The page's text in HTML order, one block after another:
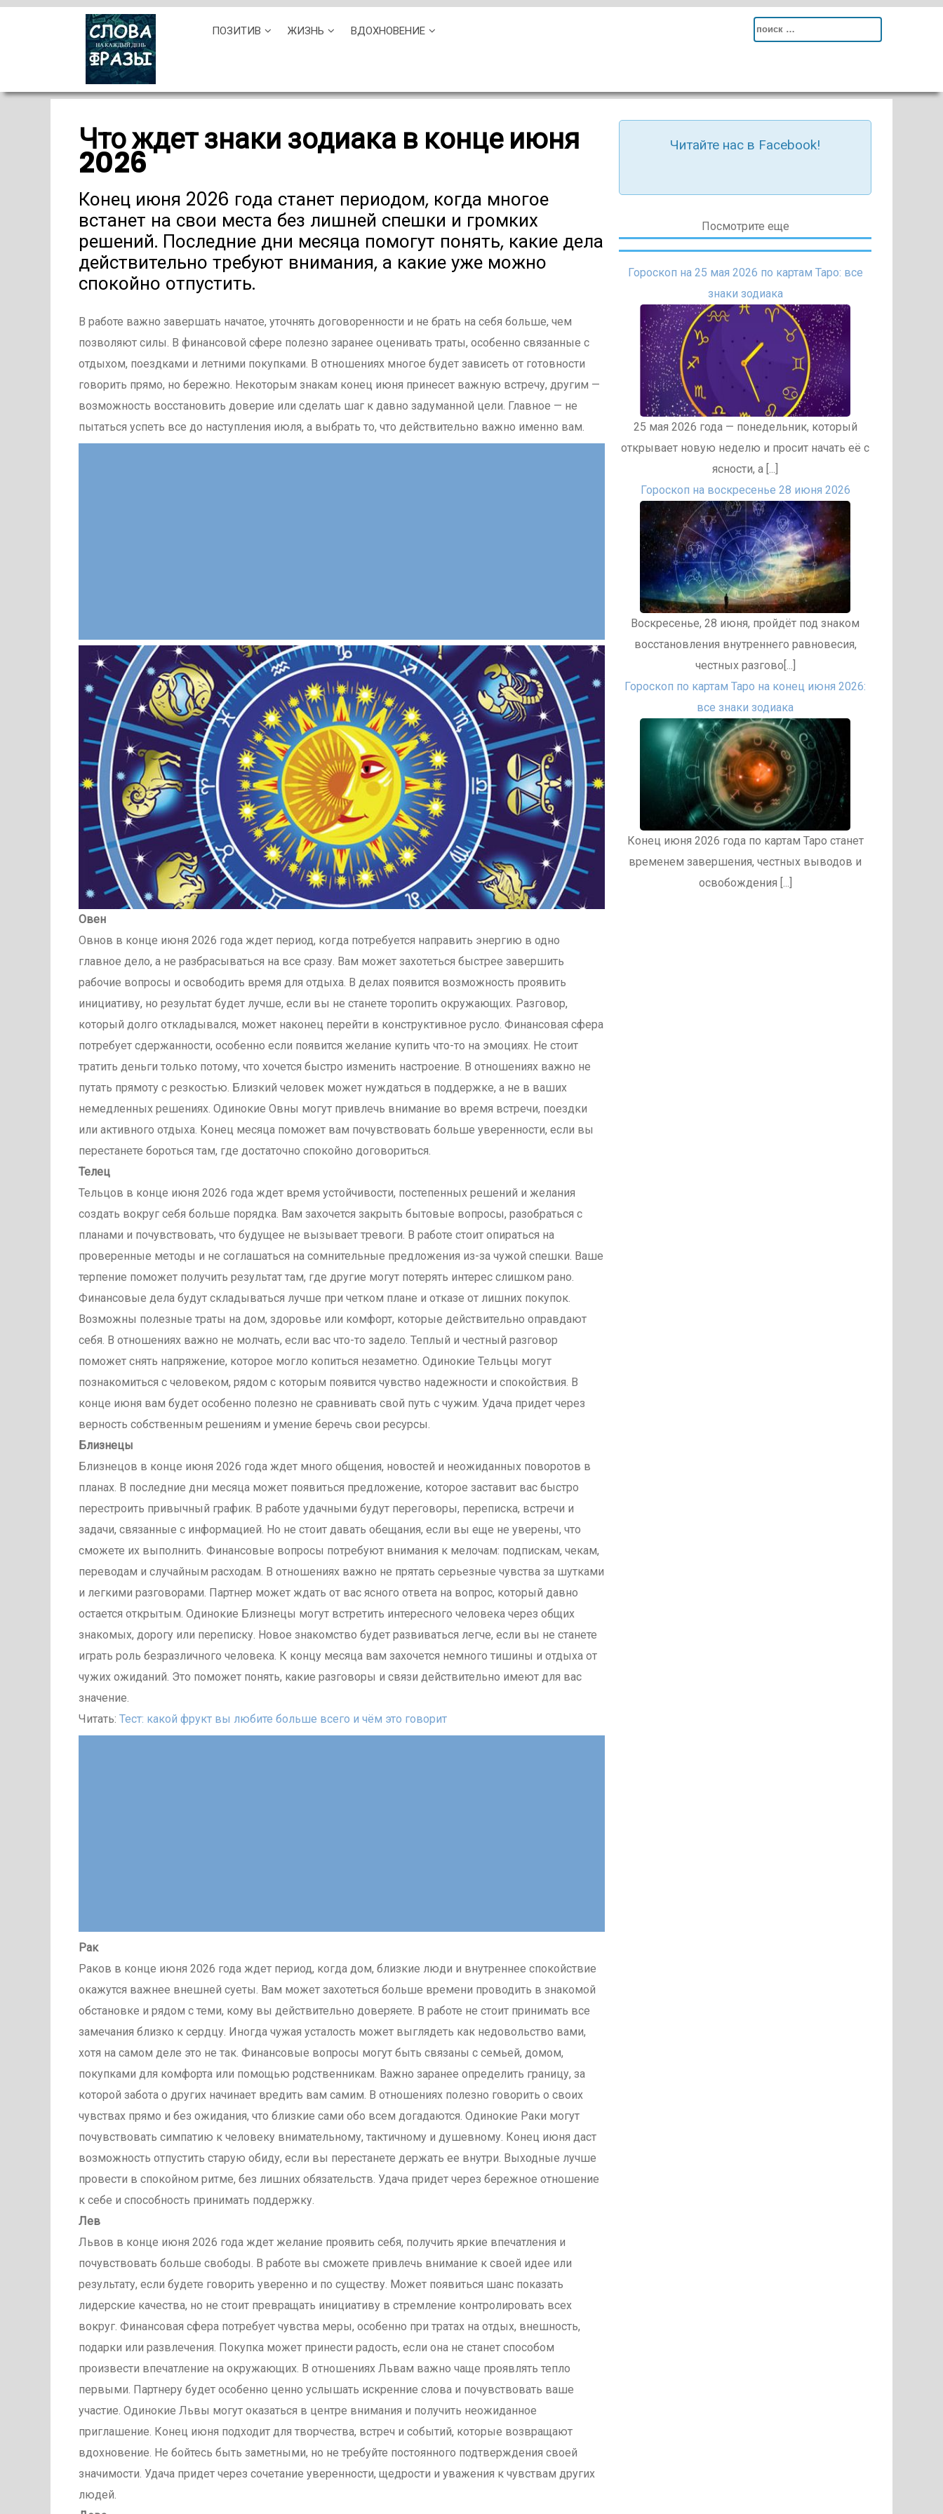
ПОЗИТИВ ЖИЗНЬ ВДОХНОВЕНИЕ
Search
Что ждет знаки зодиака в конце июня
2026
Конец июня 2026 года станет периодом, когда многое
встанет на свои места без лишней спешки и громких
решений. Последние дни месяца помогут понять, какие дела
действительно требуют внимания, а какие уже можно
спокойно отпустить.
В работе важно завершать начатое, уточнять договоренности и не брать на себя больше, чем
позволяют силы. В финансовой сфере полезно заранее оценивать траты, особенно связанные с
отдыхом, поездками и летними покупками. В отношениях многое будет зависеть от готовности
говорить прямо, но бережно. Некоторым знакам конец июня принесет важную встречу, другим —
возможность восстановить доверие или сделать шаг к давно задуманной цели. Главное — не
пытаться успеть все до наступления июля, а выбрать то, что действительно важно именно вам.
Овен
Овнов в конце июня 2026 года ждет период, когда потребуется направить энергию в одно
главное дело, а не разбрасываться на все сразу. Вам может захотеться быстрее завершить
рабочие вопросы и освободить время для отдыха. В делах появится возможность проявить
инициативу, но результат будет лучше, если вы не станете торопить окружающих. Разговор,
который долго откладывался, может наконец перейти в конструктивное русло. Финансовая сфера
потребует сдержанности, особенно если появится желание купить что-то на эмоциях. Не стоит
тратить деньги только потому, что хочется быстро изменить настроение. В отношениях важно не
путать прямоту с резкостью. Близкий человек может нуждаться в поддержке, а не в ваших
немедленных решениях. Одинокие Овны могут привлечь внимание во время встречи, поездки
или активного отдыха. Конец месяца поможет вам почувствовать больше уверенности, если вы
перестанете бороться там, где достаточно спокойно договориться.
Телец
Тельцов в конце июня 2026 года ждет время устойчивости, постепенных решений и желания
создать вокруг себя больше порядка. Вам захочется закрыть бытовые вопросы, разобраться с
планами и почувствовать, что будущее не вызывает тревоги. В работе стоит опираться на
проверенные методы и не соглашаться на сомнительные предложения из-за чужой спешки. Ваше
терпение поможет получить результат там, где другие могут потерять интерес слишком рано.
Финансовые дела будут складываться лучше при четком плане и отказе от лишних покупок.
Возможны полезные траты на дом, здоровье или комфорт, которые действительно оправдают
себя. В отношениях важно не молчать, если вас что-то задело. Теплый и честный разговор
поможет снять напряжение, которое могло копиться незаметно. Одинокие Тельцы могут
познакомиться с человеком, рядом с которым появится чувство надежности и спокойствия. В
конце июня вам будет особенно полезно не сравнивать свой путь с чужим. Удача придет через
верность собственным решениям и умение беречь свои ресурсы.
Близнецы
Близнецов в конце июня 2026 года ждет много общения, новостей и неожиданных поворотов в
планах. В последние дни месяца может появиться предложение, которое заставит вас быстро
перестроить привычный график. В работе удачными будут переговоры, переписка, встречи и
задачи, связанные с информацией. Но не стоит давать обещания, если вы еще не уверены, что
сможете их выполнить. Финансовые вопросы потребуют внимания к мелочам: подпискам, чекам,
переводам и случайным расходам. В отношениях важно не прятать серьезные чувства за шутками
и легкими разговорами. Партнер может ждать от вас ясного ответа на вопрос, который давно
остается открытым. Одинокие Близнецы могут встретить интересного человека через общих
знакомых, дорогу или переписку. Новое знакомство будет развиваться легче, если вы не станете
играть роль безразличного человека. К концу месяца вам захочется немного тишины и отдыха от
чужих ожиданий. Это поможет понять, какие разговоры и связи действительно имеют для вас
значение.
Читать: Тест: какой фрукт вы любите больше всего и чём это говорит
Рак
Раков в конце июня 2026 года ждет период, когда дом, близкие люди и внутреннее спокойствие
окажутся важнее внешней суеты. Вам может захотеться больше времени проводить в знакомой
обстановке и рядом с теми, кому вы действительно доверяете. В работе не стоит принимать все
замечания близко к сердцу. Иногда чужая усталость может выглядеть как недовольство вами,
хотя на самом деле это не так. Финансовые вопросы могут быть связаны с семьей, домом,
покупками для комфорта или помощью родственникам. Важно заранее определить границу, за
которой забота о других начинает вредить вам самим. В отношениях полезно говорить о своих
чувствах прямо и без ожидания, что близкие сами обо всем догадаются. Одинокие Раки могут
почувствовать симпатию к человеку внимательному, тактичному и душевному. Конец июня даст
возможность отпустить старую обиду, если вы перестанете держать ее внутри. Выходные лучше
провести в спокойном ритме, без лишних обязательств. Удача придет через бережное отношение
к себе и способность принимать поддержку.
Лев
Львов в конце июня 2026 года ждет желание проявить себя, получить яркие впечатления и
почувствовать больше свободы. В работе вы сможете привлечь внимание к своей идее или
результату, если будете говорить уверенно и по существу. Может появиться шанс показать
лидерские качества, но не стоит превращать инициативу в стремление контролировать всех
вокруг. Финансовая сфера потребует чувства меры, особенно при тратах на отдых, внешность,
подарки или развлечения. Покупка может принести радость, если она не станет способом
произвести впечатление на окружающих. В отношениях Львам важно чаще проявлять тепло
первыми. Партнеру будет особенно ценно услышать искренние слова и почувствовать ваше
участие. Одинокие Львы могут оказаться в центре внимания и получить неожиданное
приглашение. Конец июня подходит для творчества, встреч и событий, которые возвращают
вдохновение. Не бойтесь быть заметными, но не требуйте постоянного подтверждения своей
значимости. Удача придет через сочетание уверенности, щедрости и уважения к чувствам других
людей.
Читайте нас в Facebook!
Посмотрите еще
Гороскоп на 25 мая 2026 по картам Таро: все
знаки зодиака
25 мая 2026 года — понедельник, который
открывает новую неделю и просит начать её с
ясности, а [...]
Гороскоп на воскресенье 28 июня 2026
Воскресенье, 28 июня, пройдёт под знаком
восстановления внутреннего равновесия,
честных разгово[...]
Гороскоп по картам Таро на конец июня 2026:
все знаки зодиака
Конец июня 2026 года по картам Таро станет
временем завершения, честных выводов и
освобождения [...]